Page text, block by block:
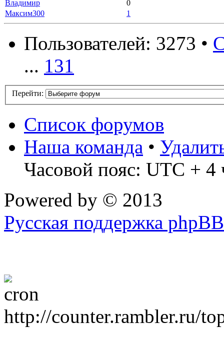
Владимир
0
Максим300
1
Пользователей: 3273 •
... 131
Перейти:
Список форумов
Наша команда •
Часовой пояс: UTC + 4
Powered by © 2013
Русская поддержка phpBB
http://counter.rambler.ru/